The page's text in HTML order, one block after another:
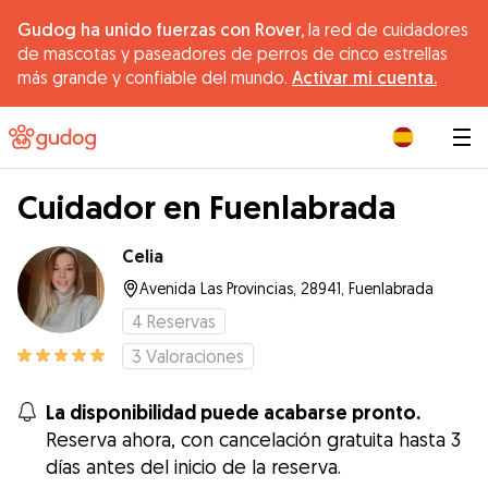
Gudog ha unido fuerzas con Rover, la red de cuidadores
de mascotas y paseadores de perros de cinco estrellas
más grande y confiable del mundo. Activar mi cuenta.
Cuidador en Fuenlabrada
Celia
Avenida Las Provincias, 28941, Fuenlabrada
4 Reservas
3 Valoraciones
La disponibilidad puede acabarse pronto.
Reserva ahora, con cancelación gratuita hasta 3
días antes del inicio de la reserva.